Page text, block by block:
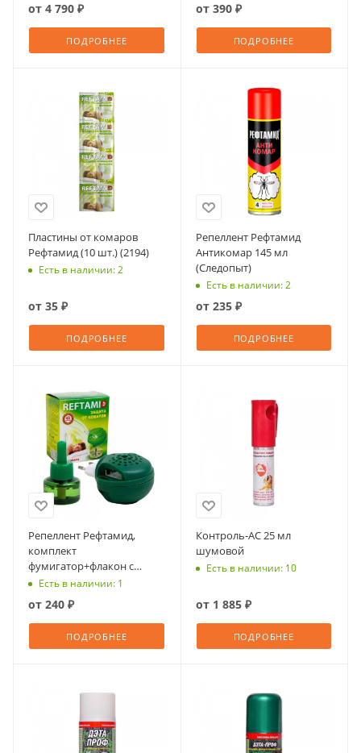
от 4 790 ₽
ПОДРОБНЕЕ
от 390 ₽
ПОДРОБНЕЕ
Пластины от комаров
Рефтамид (10 шт.) (2194)
Есть в наличии: 2
от 35 ₽
ПОДРОБНЕЕ
Репеллент Рефтамид
Антикомар 145 мл
(Следопыт)
Есть в наличии: 2
от 235 ₽
ПОДРОБНЕЕ
Репеллент Рефтамид,
комплект
фумигатор+флакон с
жидкостью, 45 ночей, без
Есть в наличии: 1
от 240 ₽
ПОДРОБНЕЕ
Контроль-АС 25 мл
шумовой
Есть в наличии: 10
от 1 885 ₽
ПОДРОБНЕЕ